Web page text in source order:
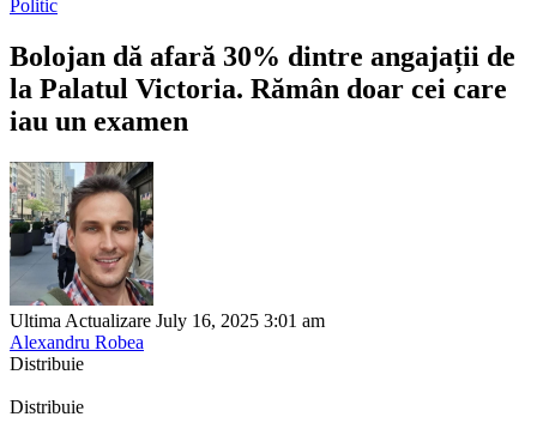
Politic
Bolojan dă afară 30% dintre angajații de
la Palatul Victoria. Rămân doar cei care
iau un examen
Ultima Actualizare July 16, 2025 3:01 am
Alexandru Robea
Distribuie
Distribuie